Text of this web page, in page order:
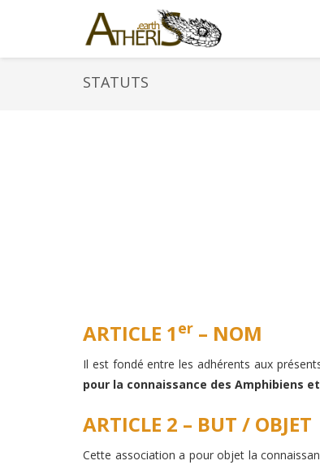
STATUTS
ARTICLE 1 er – NOM
Il est fondé entre les adhérents aux
pour la connaissance des Amphibiens
ARTICLE 2 – BUT / OBJET
Cette association a pour objet la